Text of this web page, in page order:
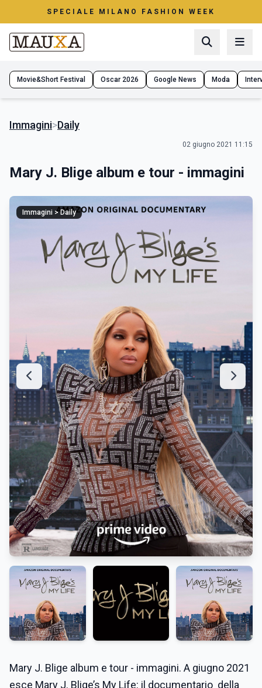
SPECIALE MILANO FASHION WEEK
Movie&Short Festival Oscar 2026 Google News Moda
Immagini>Daily
02 giugno 2021 11:15
Mary J. Blige album e tour - immagini
Immagini > Daily
Mary J. Blige album e tour - immagini. A giugno 2021
esce Mary J. Blige’s My Life: il documentario della